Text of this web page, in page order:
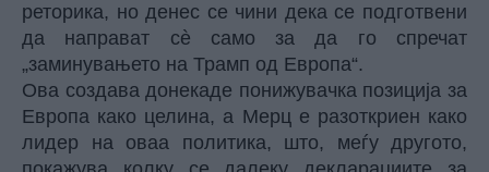
реторика, но денес се чини дека се подготвени
да направат сè само за да го спречат
„заминувањето на Трамп од Европа“.
Ова создава донекаде понижувачка позиција за
Европа како целина, а Мерц е разоткриен како
лидер на оваа политика, што, меѓу другото,